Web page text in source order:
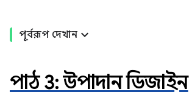
পূর্বরূপ দেখান
পাঠ 3: উপাদান ডিজাইন